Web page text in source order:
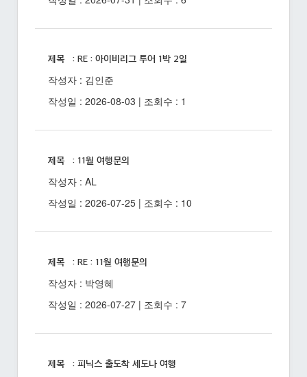
제목 : RE : 아이비리그 투어 1박 2일
작성자 : 김인준
작성일 : 2026-08-03 | 조회수 : 1
제목 : 11월 여행문의
작성자 : AL
작성일 : 2026-07-25 | 조회수 : 10
제목 : RE : 11월 여행문의
작성자 : 박영혜
작성일 : 2026-07-27 | 조회수 : 7
제목 : 피닉스 출도착 세도나 여행